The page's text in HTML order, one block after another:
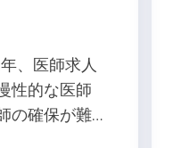
、医師求人
性的な医師
の確保が難…